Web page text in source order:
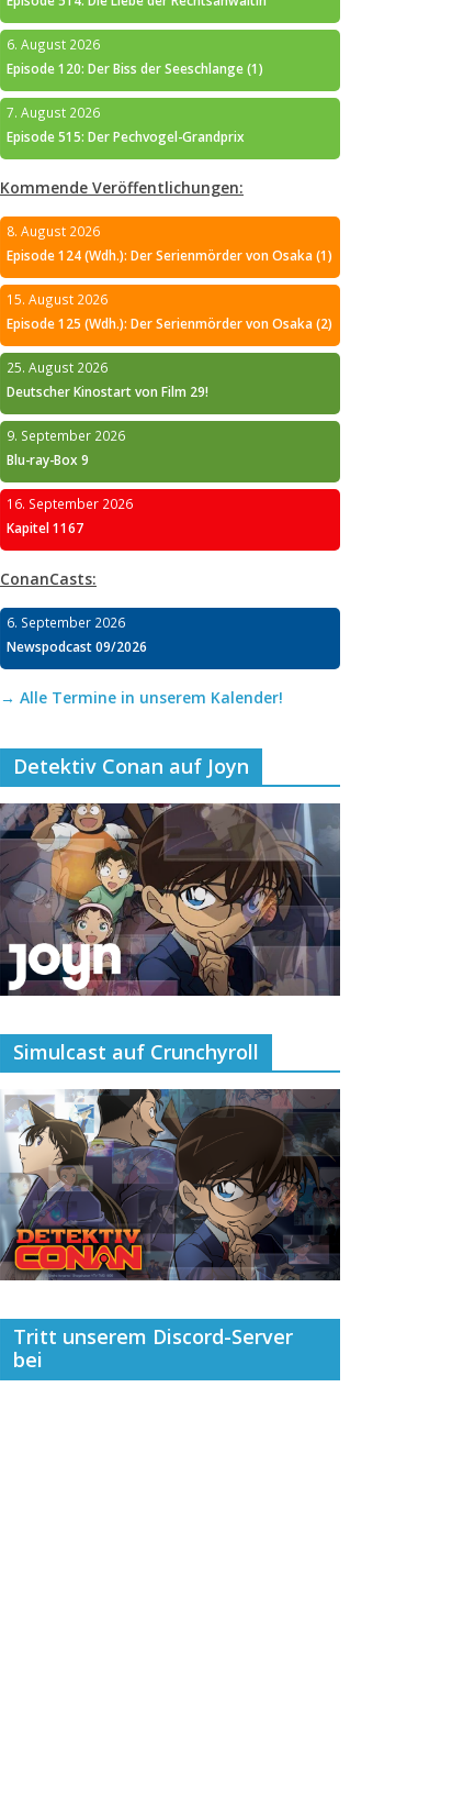
6. August 2026
Episode 120: Der Biss der Seeschlange (1)
7. August 2026
Episode 515: Der Pechvogel-Grandprix
Kommende Veröffentlichungen:
8. August 2026
Episode 124 (Wdh.): Der Serienmörder von Osaka (1)
15. August 2026
Episode 125 (Wdh.): Der Serienmörder von Osaka (2)
25. August 2026
Deutscher Kinostart von Film 29!
9. September 2026
Blu-ray-Box 9
16. September 2026
Kapitel 1167
ConanCasts:
6. September 2026
Newspodcast 09/2026
→ Alle Termine in unserem Kalender!
Detektiv Conan auf Joyn
Simulcast auf Crunchyroll
Tritt unserem Discord-Server
bei